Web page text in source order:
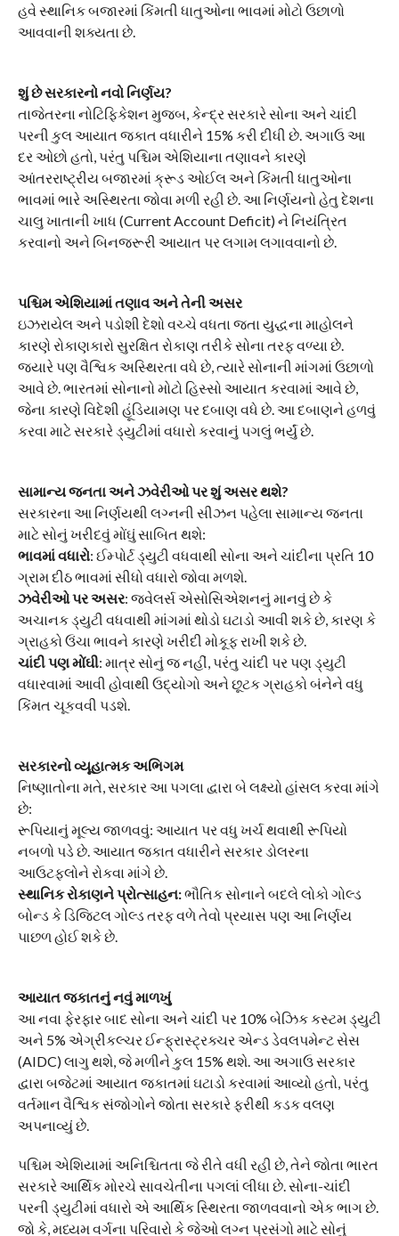
હવે સ્થાનિક બજારમાં કિંમતી ધાતુઓના ભાવમાં મોટો ઉછાળો
આવવાની શક્યતા છે.
શું છે સરકારનો નવો નિર્ણય?
​તાજેતરના નોટિફિકેશન મુજબ, કેન્દ્ર સરકારે સોના અને ચાંદી
પરની કુલ આયાત જકાત વધારીને 15% કરી દીધી છે. અગાઉ આ
દર ઓછો હતો, પરંતુ પશ્ચિમ એશિયાના તણાવને કારણે
આંતરરાષ્ટ્રીય બજારમાં ક્રૂડ ઓઈલ અને કિંમતી ધાતુઓના
ભાવમાં ભારે અસ્થિરતા જોવા મળી રહી છે. આ નિર્ણયનો હેતુ દેશના
ચાલુ ખાતાની ખાધ (Current Account Deficit) ને નિયંત્રિત
કરવાનો અને બિનજરૂરી આયાત પર લગામ લગાવવાનો છે.
પશ્ચિમ એશિયામાં તણાવ અને તેની અસર
​ઇઝરાયેલ અને પડોશી દેશો વચ્ચે વધતા જતા યુદ્ધના માહોલને
કારણે રોકાણકારો સુરક્ષિત રોકાણ તરીકે સોના તરફ વળ્યા છે.
જ્યારે પણ વૈશ્વિક અસ્થિરતા વધે છે, ત્યારે સોનાની માંગમાં ઉછાળો
આવે છે. ભારતમાં સોનાનો મોટો હિસ્સો આયાત કરવામાં આવે છે,
જેના કારણે વિદેશી હૂંડિયામણ પર દબાણ વધે છે. આ દબાણને હળવું
કરવા માટે સરકારે ડ્યુટીમાં વધારો કરવાનું પગલું ભર્યું છે.
સામાન્ય જનતા અને ઝવેરીઓ પર શું અસર થશે?
​સરકારના આ નિર્ણયથી લગ્નની સીઝન પહેલા સામાન્ય જનતા
માટે સોનું ખરીદવું મોંઘું સાબિત થશે:
ભાવમાં વધારો: ઈમ્પોર્ટ ડ્યુટી વધવાથી સોના અને ચાંદીના પ્રતિ 10
ગ્રામ દીઠ ભાવમાં સીધો વધારો જોવા મળશે.
ઝવેરીઓ પર અસર: જ્વેલર્સ એસોસિએશનનું માનવું છે કે
અચાનક ડ્યુટી વધવાથી માંગમાં થોડો ઘટાડો આવી શકે છે, કારણ કે
ગ્રાહકો ઉંચા ભાવને કારણે ખરીદી મોકૂફ રાખી શકે છે.
ચાંદી પણ મોંઘી: માત્ર સોનું જ નહીં, પરંતુ ચાંદી પર પણ ડ્યુટી
વધારવામાં આવી હોવાથી ઉદ્યોગો અને છૂટક ગ્રાહકો બંનેને વધુ
કિંમત ચૂકવવી પડશે.
સરકારનો વ્યૂહાત્મક અભિગમ
​નિષ્ણાતોના મતે, સરકાર આ પગલા દ્વારા બે લક્ષ્યો હાંસલ કરવા માંગે
છે:
​રૂપિયાનું મૂલ્ય જાળવવું: આયાત પર વધુ ખર્ચ થવાથી રૂપિયો
નબળો પડે છે. આયાત જકાત વધારીને સરકાર ડોલરના
આઉટફ્લોને રોકવા માંગે છે.
સ્થાનિક રોકાણને પ્રોત્સાહન:ભૌતિક સોનાને બદલે લોકો ગોલ્ડ
બોન્ડ કે ડિજિટલ ગોલ્ડ તરફ વળે તેવો પ્રયાસ પણ આ નિર્ણય
પાછળ હોઈ શકે છે.
આયાત જકાતનું નવું માળખું
​આ નવા ફેરફાર બાદ સોના અને ચાંદી પર 10% બેઝિક કસ્ટમ ડ્યુટી
અને 5% એગ્રીકલ્ચર ઈન્ફ્રાસ્ટ્રક્ચર એન્ડ ડેવલપમેન્ટ સેસ
(AIDC) લાગુ થશે, જે મળીને કુલ 15% થશે. આ અગાઉ સરકાર
દ્વારા બજેટમાં આયાત જકાતમાં ઘટાડો કરવામાં આવ્યો હતો, પરંતુ
વર્તમાન વૈશ્વિક સંજોગોને જોતા સરકારે ફરીથી કડક વલણ
અપનાવ્યું છે.
પશ્ચિમ એશિયામાં અનિશ્ચિતતા જે રીતે વધી રહી છે, તેને જોતા ભારત
સરકારે આર્થિક મોરચે સાવચેતીના પગલાં લીધા છે. સોના-ચાંદી
પરની ડ્યુટીમાં વધારો એ આર્થિક સ્થિરતા જાળવવાનો એક ભાગ છે.
જો કે, મધ્યમ વર્ગના પરિવારો કે જેઓ લગ્ન પ્રસંગો માટે સોનું